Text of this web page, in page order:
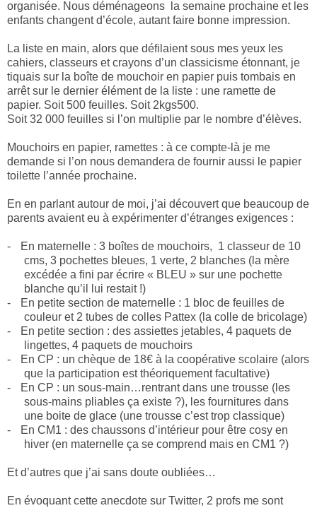
organisée. Nous déménageons
la semaine prochaine et les
enfants changent d’école, autant faire bonne impression.
La liste en main, alors que défilaient sous mes yeux les
cahiers, classeurs et crayons d’un classicisme étonnant, je
tiquais sur la boîte de mouchoir en papier puis tombais en
arrêt sur le dernier élément de la liste : une ramette de
papier. Soit 500 feuilles. Soit 2kgs500.
Soit 32 000 feuilles si l’on multiplie par le nombre d’élèves.
Mouchoirs en papier, ramettes : à ce compte-là je me
demande si l’on nous demandera de fournir aussi le papier
toilette l’année prochaine.
En en parlant autour de moi, j’ai découvert que beaucoup de
parents avaient eu à expérimenter d’étranges exigences :
- En maternelle : 3 boîtes de mouchoirs, 1 classeur de 10
cms, 3 pochettes bleues, 1 verte, 2 blanches (la mère
excédée a fini par écrire « BLEU » sur une pochette
blanche qu’il lui restait !)
-
En petite section de maternelle : 1 bloc de feuilles de
couleur et 2 tubes de colles Pattex (la colle de bricolage)
-
En petite section : des assiettes jetables, 4 paquets de
lingettes, 4 paquets de mouchoirs
-
En CP : un chèque de 18€ à la coopérative scolaire (alors
que la participation est théoriquement facultative)
-
En CP : un sous-main…rentrant dans une trousse (les
sous-mains pliables ça existe ?), les fournitures dans
une boite de glace (une trousse c’est trop classique)
-
En CM1 : des chaussons d’intérieur pour être cosy en
hiver (en maternelle ça se comprend mais en CM1 ?)
Et d’autres que j’ai sans doute oubliées…
En évoquant cette anecdote sur Twitter, 2 profs me sont